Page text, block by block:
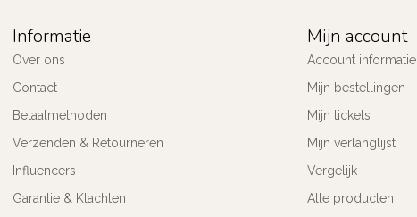
Informatie
Over ons
Contact
Betaalmethoden
Verzenden & Retourneren
Influencers
Garantie & Klachten
Mijn account
Account informatie
Mijn bestellingen
Mijn tickets
Mijn verlanglijst
Vergelijk
Alle producten